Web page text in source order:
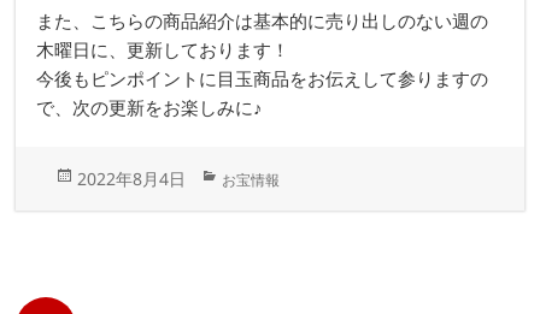
また、こちらの商品紹介は基本的に売り出しのない週の
木曜日に、更新しております！
今後もピンポイントに目玉商品をお伝えして参りますの
で、次の更新をお楽しみに♪
投
日:
2022年8月4日
カ
ゴ
お宝情報